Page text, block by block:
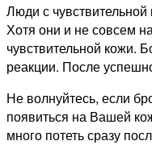
Люди с
Хотя они и не совсем
чувствительной кожи.
реакции. После
Не волнуйтесь, если
появиться на Вашей
много потеть сразу